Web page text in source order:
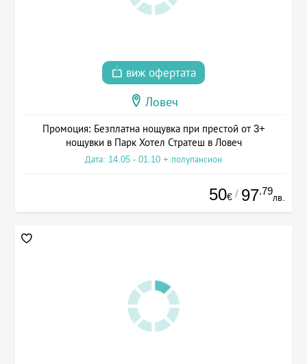
виж офертата
Ловеч
Промоция: Безплатна нощувка при престой от 3+
нощувки в Парк Хотел Стратеш в Ловеч
Дата: 14.05 - 01.10 + полупансион
50€ / 97.79
лв.